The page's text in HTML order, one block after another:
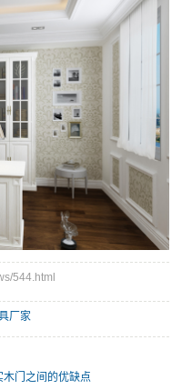
544.html
厂家
门之间的优缺点